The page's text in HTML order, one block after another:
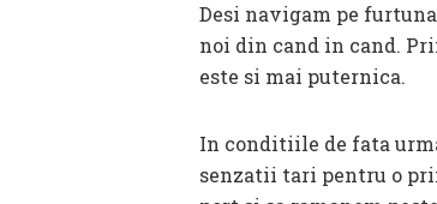
Desi navigam pe
noi din cand in cand.
este si mai puternica.
In conditiile de fata
senzatii tari pentru o